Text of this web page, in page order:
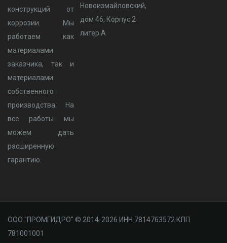
конструкций от
коррозии. Мы
работаем как
материалами
заказчика, так и
материалами
собственного
производства. На
все работы мы
можем дать
расширенную
гарантию.
Новоизмайловский,
дом 46, Корпус 2
литер А
ООО "ПРОМГИДРО" © 2014-2026 ИНН 7814763572 КПП
781001001